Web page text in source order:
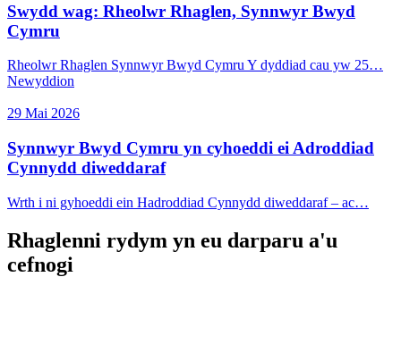
Swydd wag: Rheolwr Rhaglen, Synnwyr Bwyd
Cymru
Rheolwr Rhaglen Synnwyr Bwyd Cymru Y dyddiad cau yw 25…
Newyddion
29 Mai 2026
Synnwyr Bwyd Cymru yn cyhoeddi ei Adroddiad
Cynnydd diweddaraf
Wrth i ni gyhoeddi ein Hadroddiad Cynnydd diweddaraf – ac…
Rhaglenni rydym yn eu darparu a'u
cefnogi